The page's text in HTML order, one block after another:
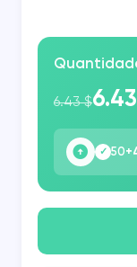
6.43 $
✓ 50